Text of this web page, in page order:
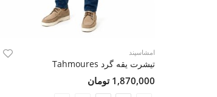
امشاسپند
تیشرت یقه گرد Tahmoures
1,870,000 تومان